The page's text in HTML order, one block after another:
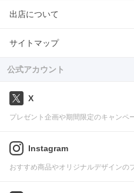
出店について
サイトマップ
公式アカウント
X
プレゼント企画や期間限定のキャンペ
Instagram
おすすめ商品やオリジナルデザインの